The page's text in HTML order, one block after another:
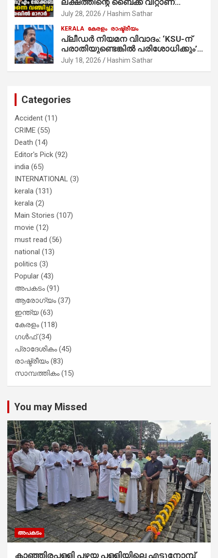
തൃക്കാക്കരയില്‍ മത്സരിച്ചത്!
മാത്രമാണ് ഉണ്ടായിരുന്നത്;
സാബുവിന്റേത് വ്യക്തിപരമായ
നേട്ടത്തിനുള്ള പാര്‍ട്ടി; ഇപ്പോള്‍
ഫോണ്‍ വിളിച്ചാല്‍ എടുക്കില്ല;
തിരഞ്ഞെടുപ്പിലെ ദുരനുഭവങ്ങള്‍
July 28, 2026 Hashim Sathar
KERALA കേരളം രാഷ്ട്രീയം
പ്ലീഡർ നിയമന വിവാദം: ‘KSU-ന്
പരാതിയുണ്ടെങ്കിൽ പരിശോധിക്കും’;
രമേശ് ചെന്നിത്തല
July 18, 2026 Hashim Sathar
Categories
Accident (11)
CRIME (55)
Death (14)
Editor's Pick (92)
india (65)
INTERNATIONAL (3)
kerala (131)
kerala (2)
Main Stories (107)
movie (12)
must read (56)
national (13)
politics (3)
Popular (43)
അപകടം(91)
ആരോഗ്യം(37)
ഇന്ത്യ(63)
കേരളം(118)
ഗൾഫ്(34)
പ്രാദേശികം(45)
രാഷ്ട്രീയം(83)
സാമ്പത്തികം(15)
You may Missed
അപകടം
കാഞ്ഞിരപ്പള്ളി പഴയ പള്ളിയിലെ എട്ടുനോമ്പ്